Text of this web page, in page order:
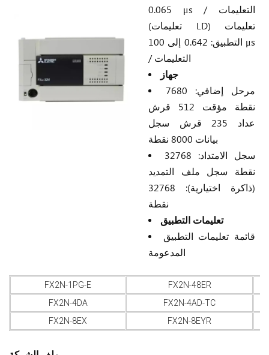
0.065 μs / التعليمات
(تعليمات LD) تعليمات
التطبيق: 0.642 إلى 100 μs
/ التعليمات
جهاز
مرحل إضافي: 7680
نقطة مؤقت 512 قرش
عداد 235 قرش سجل
بيانات 8000 نقطة
سجل الامتداد: 32768
نقطة سجل ملف التمديد
(ذاكرة اختيارية): 32768
نقطة
تعليمات التطبيق
قائمة تعليمات التطبيق
المدعومة
FX2N-1PG-E
FX2N-48ER
FX2N-4DA
FX2N-4AD-TC
FX2N-8EX
FX2N-8EYR